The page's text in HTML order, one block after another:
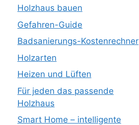
Holzhaus bauen
Gefahren-Guide
Badsanierungs-Kostenrechner
Holzarten
Heizen und Lüften
Für jeden das passende
Holzhaus
Smart Home – intelligente